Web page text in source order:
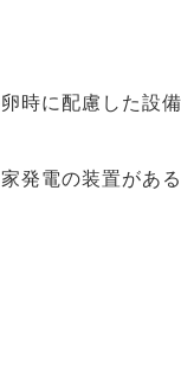
時に配慮した設備
発電の装置がある